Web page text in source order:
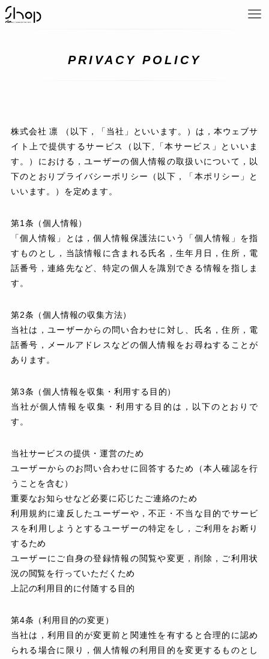
PRIVACY POLICY
株式会社 凛 （以下，「当社」といいます。）は，本ウェブサ
イト上で提供するサービス（以下,「本サービス」といいま
す。）における，ユーザーの個人情報の取扱いについて，以
下のとおりプライバシーポリシー（以下，「本ポリシー」と
いいます。）を定めます。
第1条（個人情報）
「個人情報」とは，個人情報保護法にいう「個人情報」を指
すものとし，当該情報に含まれる氏名，生年月日，住所，電
話番号，連絡先など、特定の個人を識別できる情報を指しま
す。
第2条（個人情報の収集方法）
当社は，ユーザーからの問い合わせに対し、氏名，住所，電
話番号，メールアドレスなどの個人情報をお尋ねすることが
あります。
第3条（個人情報を収集・利用する目的）
当社が個人情報を収集・利用する目的は，以下のとおりで
す。
当社サービスの提供・運営のため
ユーザーからのお問い合わせに回答するため（本人確認を行
うことを含む）
重要なお知らせなど必要に応じたご連絡のため
利用規約に違反したユーザーや，不正・不当な目的でサービ
スを利用しようとするユーザーの特定をし，ご利用をお断り
するため
ユーザーにご自身の登録情報の閲覧や変更，削除，ご利用状
況の閲覧を行っていただくため
上記の利用目的に付随する目的
第4条（利用目的の変更）
当社は，利用目的が変更前と関連性を有すると合理的に認め
られる場合に限り，個人情報の利用目的を変更するものとし